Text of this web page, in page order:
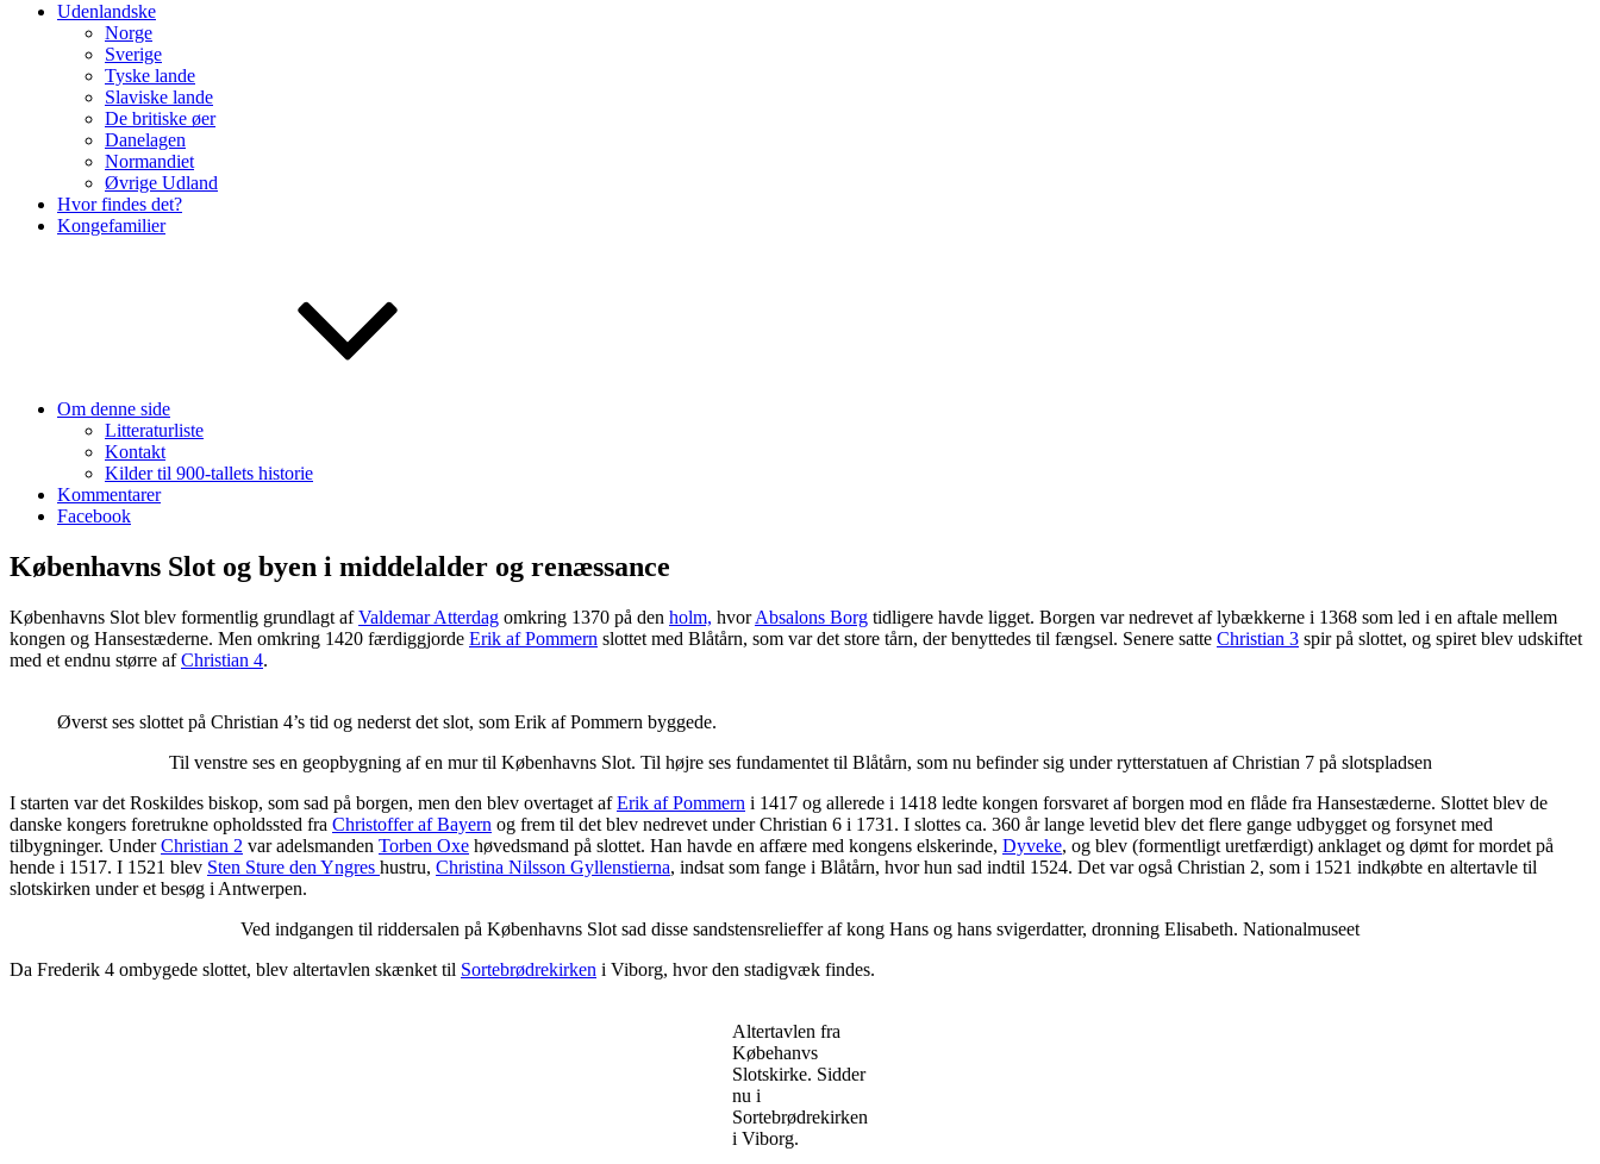
Udenlandske
Norge
Sverige
Tyske lande
Slaviske lande
De britiske øer
Danelagen
Normandiet
Øvrige Udland
Hvor findes det?
Kongefamilier
Om denne side
Litteraturliste
Kontakt
Kilder til 900-tallets historie
Kommentarer
Facebook
Københavns Slot og byen i middelalder og renæssance
Københavns Slot blev formentlig grundlagt afValdemar Atterdag omkring 1370 på den holm, hvorAbsalons Borg tidligere havde ligget. Borgen var nedrevet af lybækkerne i 1368 som led i en aftale mellem
kongen og Hansestæderne. Men omkring 1420 færdiggjorde Erik af Pommern slottet med Blåtårn, som var det store tårn, der benyttedes til fængsel. Senere satte Christian 3 spir på slottet, og spiret blev udskiftet
med et endnu større afChristian 4.
Øverst ses slottet på Christian 4’s tid og nederst det slot, som Erik af Pommern byggede.
Til venstre ses en geopbygning af en mur til Københavns Slot. Til højre ses fundamentet til Blåtårn, som nu befinder sig under rytterstatuen af Christian 7 på slotspladsen
I starten var det Roskildes biskop, som sad på borgen, men den blev overtaget afErik af Pommern i 1417 og allerede i 1418 ledte kongen forsvaret af borgen mod en flåde fra Hansestæderne. Slottet blev de
danske kongers foretrukne opholdssted fra Christoffer af Bayern og frem til det blev nedrevet under Christian 6 i 1731. I slottes ca. 360 år lange levetid blev det flere gange udbygget og forsynet med
tilbygninger. UnderChristian 2 var adelsmanden Torben Oxe høvedsmand på slottet. Han havde en affære med kongens elskerinde, Dyveke, og blev (formentligt uretfærdigt) anklaget og dømt for mordet på
hende i 1517. I 1521 blev Sten Sture den Yngres hustru, Christina Nilsson Gyllenstierna, indsat som fange i Blåtårn, hvor hun sad indtil 1524. Det var også Christian 2, som i 1521 indkøbte en altertavle til
slotskirken under et besøg i Antwerpen.
Ved indgangen til riddersalen på Københavns Slot sad disse sandstensrelieffer af kong Hans og hans svigerdatter, dronning Elisabeth. Nationalmuseet
Da Frederik 4 ombygede slottet, blev altertavlen skænket til Sortebrødrekirken i Viborg, hvor den stadigvæk findes.
Altertavlen fra
Købehanvs
Slotskirke. Sidder
nu i
Sortebrødrekirken
i Viborg.